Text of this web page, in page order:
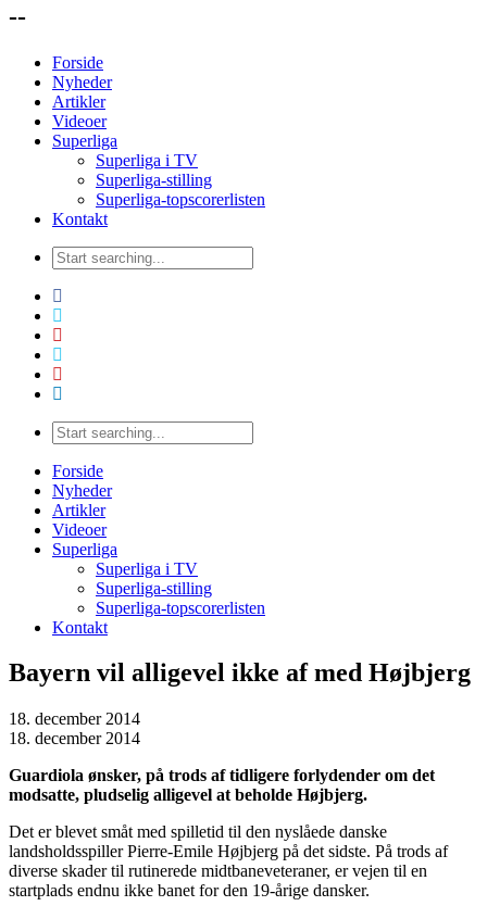
--
Forside
Nyheder
Artikler
Videoer
Superliga
Superliga i TV
Superliga-stilling
Superliga-topscorerlisten
Kontakt
Forside
Nyheder
Artikler
Videoer
Superliga
Superliga i TV
Superliga-stilling
Superliga-topscorerlisten
Kontakt
Bayern vil alligevel ikke af med Højbjerg
18. december 2014
18. december 2014
Guardiola ønsker, på trods af tidligere forlydender om det
modsatte, pludselig alligevel at beholde Højbjerg.
Det er blevet småt med spilletid til den nyslåede danske
landsholdsspiller Pierre-Emile Højbjerg på det sidste. På trods af
diverse skader til rutinerede midtbaneveteraner, er vejen til en
startplads endnu ikke banet for den 19-årige dansker.